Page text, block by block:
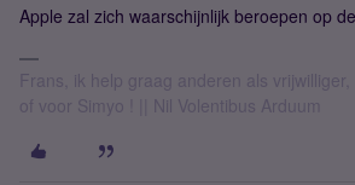
Apple zal zich waarschijnlijk beroepen op
Frans, ik help graag anderen als
of voor Simyo ! || Nil Volentibus Arduum